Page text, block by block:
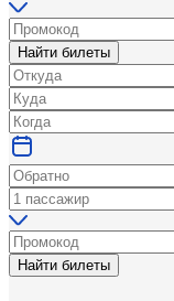
Найти билеты
Найти билеты